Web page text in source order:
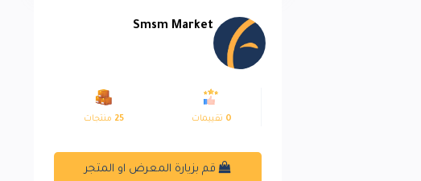
Smsm Market
0 تقييمات 25 منتجات
قم بزيارة المعرض او المتجر